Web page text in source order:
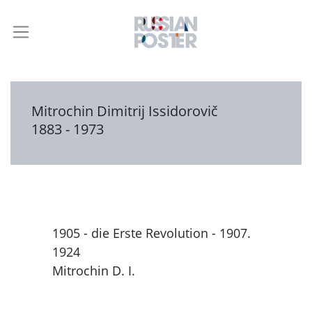
Mitrochin Dimitrij Issidorovič
1883 - 1973
1905 - die Erste Revolution - 1907.
1924
Mitrochin D. I.